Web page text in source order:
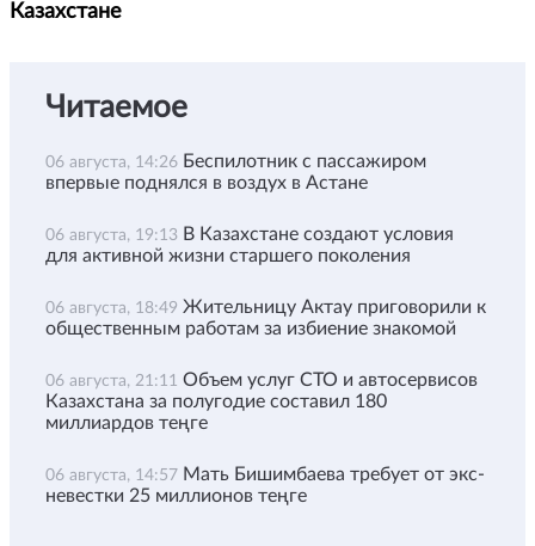
Казахстане
Читаемое
06 августа, 14:26 Беспилотник с пассажиром
впервые поднялся в воздух в Астане
06 августа, 19:13 В Казахстане создают условия
для активной жизни старшего поколения
06 августа, 18:49 Жительницу Актау приговорили к
общественным работам за избиение знакомой
06 августа, 21:11 Объем услуг СТО и автосервисов
Казахстана за полугодие составил 180
миллиардов теңге
06 августа, 14:57 Мать Бишимбаева требует от экс-
невестки 25 миллионов теңге